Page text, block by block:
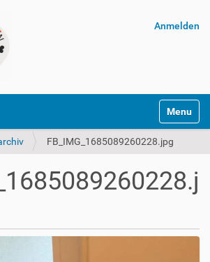
Anmelden
FB_IMG_1685089260228.jpg